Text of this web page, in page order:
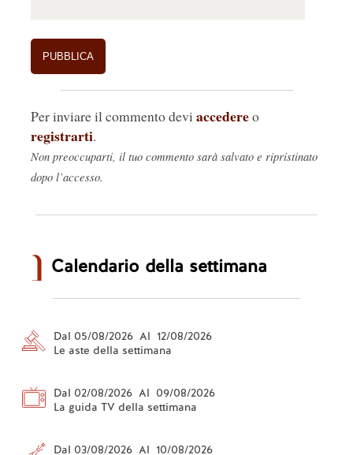
Per inviare il commento devi accedereo
registrarti.
Non preoccuparti, il tuo commento sarà salvato e ripristinato
dopo l’accesso.
Calendario della settimana
Dal 05/08/2026 Al 12/08/2026
Le aste della settimana
Dal 02/08/2026 Al 09/08/2026
La guida TV della settimana
Dal 03/08/2026 Al 10/08/2026